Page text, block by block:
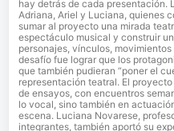
hay detrás de cada presentación.
Adriana, Ariel y Luciana, quienes
sumar al proyecto una mirada
espectáculo musical y construir
personajes, vínculos,
desafío fue lograr que los
que también pudieran “poner el
representación teatral. El
de ensayos, con encuentros
lo vocal, sino también en
escena. Luciana Novarese,
integrantes, también aportó su